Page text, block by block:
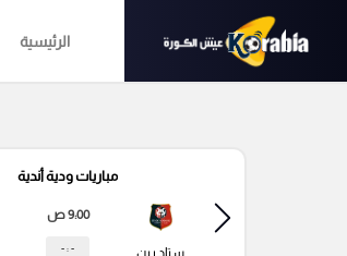
الرئيسية
مباريات ودية أندية
ستاد رين
9:00 ص
- : -